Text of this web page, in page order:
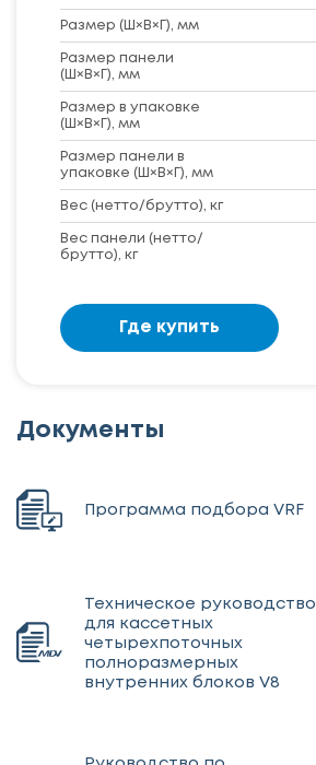
Размер (Ш×В×Г), мм
Размер панели
(Ш×В×Г), мм
Размер в упаковке
(Ш×В×Г), мм
Размер панели в
упаковке (Ш×В×Г), мм
Вес (нетто/брутто), кг
Вес панели (нетто/
брутто), кг
Где купить
Документы
Программа подбора VRF
Техническое руководство
для кассетных
четырехпоточных
полноразмерных
внутренних блоков V8